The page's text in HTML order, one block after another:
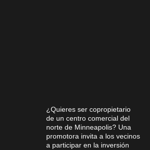
¿Quieres ser copropietario
de un centro comercial del
norte de Minneapolis? Una
promotora invita a los vecinos
a participar en la inversión